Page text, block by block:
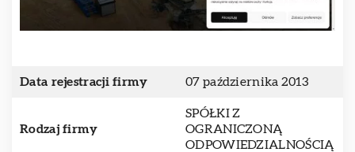
Data rejestracji firmy 07 października 2013
Rodzaj firmy
SPÓŁKI Z
OGRANICZONĄ
ODPOWIEDZIALNOŚCIĄ